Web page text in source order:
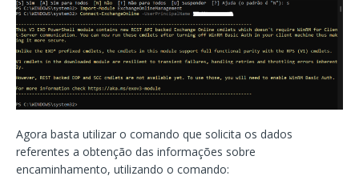
Agora basta utilizar o comando que solicita os dados
referentes a obtenção das informações sobre
encaminhamento, utilizando o comando: